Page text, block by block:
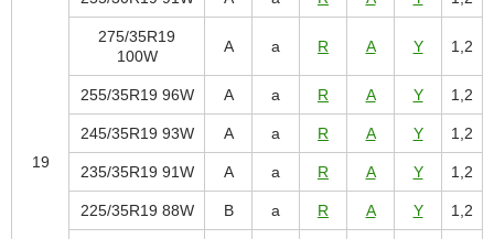
19
275/35R19
100W
A a R A Y 1,2
255/35R19 96W A a R A Y 1,2
245/35R19 93W A a R A Y 1,2
235/35R19 91W A a R A Y 1,2
225/35R19 88W B a R A Y 1,2